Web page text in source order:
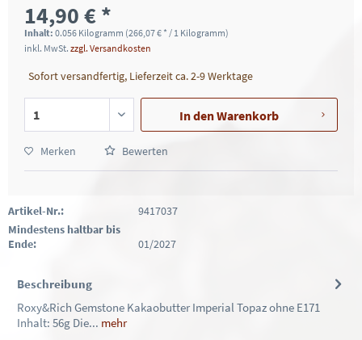
14,90 € *
Inhalt: 0.056 Kilogramm (266,07 € * / 1 Kilogramm)
inkl. MwSt. zzgl. Versandkosten
Sofort versandfertig, Lieferzeit ca. 2-9 Werktage
In denWarenkorb
Merken Bewerten
Artikel-Nr.:
9417037
Mindestens haltbar bis
Ende:
01/2027
Beschreibung
Roxy&Rich Gemstone Kakaobutter Imperial Topaz ohne E171
Inhalt: 56g Die... mehr